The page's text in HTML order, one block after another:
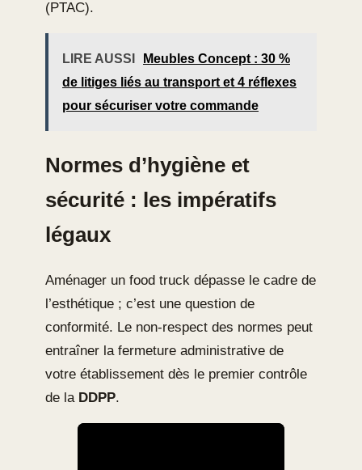
(PTAC).
LIRE AUSSI
Meubles Concept : 30 %
de litiges liés au transport et 4 réflexes
pour sécuriser votre commande
Normes d’hygiène et
sécurité : les impératifs
légaux
Aménager un food truck dépasse le cadre de
l’esthétique ; c’est une question de
conformité. Le non-respect des normes peut
entraîner la fermeture administrative de
votre établissement dès le premier contrôle
de la DDPP.